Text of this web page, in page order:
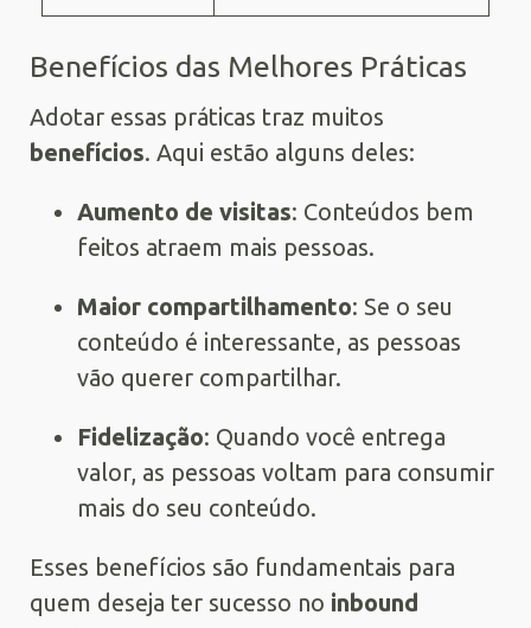
Benefícios das Melhores Práticas
Adotar essas práticas traz muitos
benefícios. Aqui estão alguns deles:
Aumento de visitas: Conteúdos bem
feitos atraem mais pessoas.
Maior compartilhamento: Se o seu
conteúdo é interessante, as pessoas
vão querer compartilhar.
Fidelização: Quando você entrega
valor, as pessoas voltam para consumir
mais do seu conteúdo.
Esses benefícios são fundamentais para
quem deseja ter sucesso no inbound